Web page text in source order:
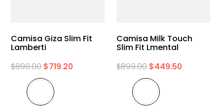
Camisa Giza Slim Fit
Lamberti
$899.00 $719.20
Camisa Milk Touch
Slim Fit Lmental
$899.00 $449.50